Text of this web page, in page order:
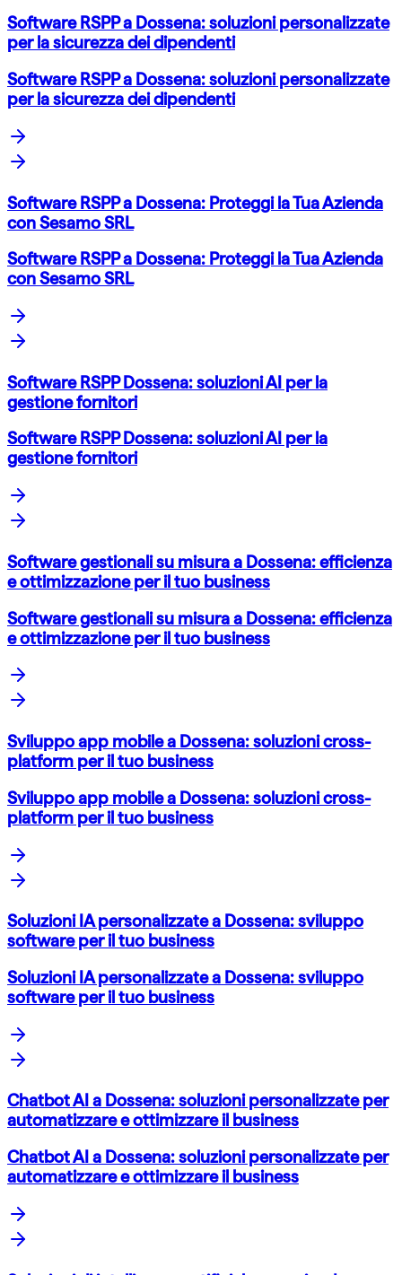
Software RSPP a Dossena: soluzioni personalizzate
per la sicurezza dei dipendenti
Software RSPP a Dossena: soluzioni personalizzate
per la sicurezza dei dipendenti
Software RSPP a Dossena: Proteggi la Tua Azienda
con Sesamo SRL
Software RSPP a Dossena: Proteggi la Tua Azienda
con Sesamo SRL
Software RSPP Dossena: soluzioni AI per la
gestione fornitori
Software RSPP Dossena: soluzioni AI per la
gestione fornitori
Software gestionali su misura a Dossena: efficienza
e ottimizzazione per il tuo business
Software gestionali su misura a Dossena: efficienza
e ottimizzazione per il tuo business
Sviluppo app mobile a Dossena: soluzioni cross-
platform per il tuo business
Sviluppo app mobile a Dossena: soluzioni cross-
platform per il tuo business
Soluzioni IA personalizzate a Dossena: sviluppo
software per il tuo business
Soluzioni IA personalizzate a Dossena: sviluppo
software per il tuo business
Chatbot AI a Dossena: soluzioni personalizzate per
automatizzare e ottimizzare il business
Chatbot AI a Dossena: soluzioni personalizzate per
automatizzare e ottimizzare il business